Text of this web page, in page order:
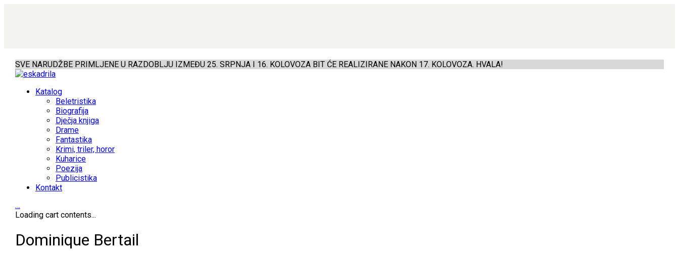
SVE NARUDŽBE PRIMLJENE U RAZDOBLJU IZMEĐU 25. SRPNJA I 16. KOLOVOZA BIT ĆE REALIZIRANE NAKON 17. KOLOVOZA. HVALA!
Katalog
Beletristika
Biografija
Dječja knjiga
Drame
Fantastika
Krimi, triler, horor
Kuharice
Poezija
Publicistika
Kontakt
…
Loading cart contents...
Dominique Bertail